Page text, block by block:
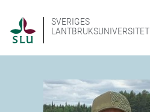
SVERIGES
LANTBRUKSUNIVERSITET